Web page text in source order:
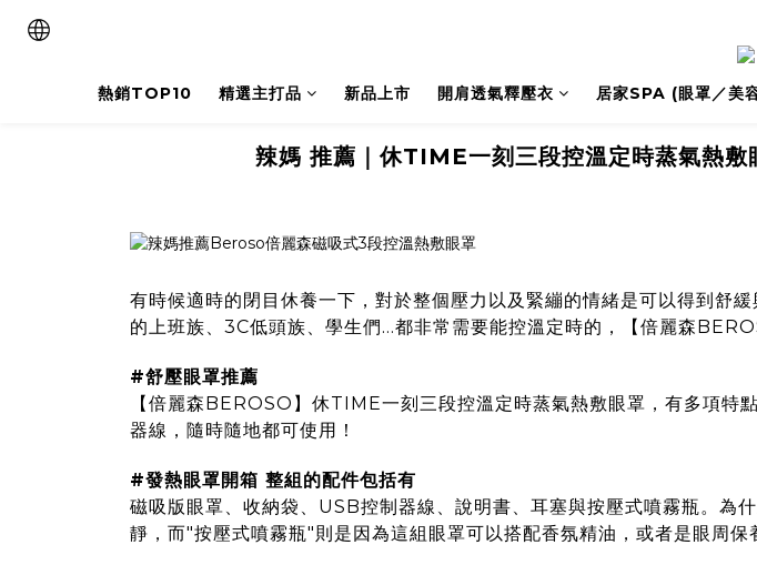
熱銷TOP10 精選主打品 新品上市 開肩透氣釋壓衣 居家SPA (眼罩／美
辣媽 推薦｜休TIME一刻三段控溫定時蒸氣熱敷
有時候適時的閉目休養一下，對於整個壓力以及緊繃的情緒是可以得到舒
的上班族、3C低頭族、學生們...都非常需要能控溫定時的，
【倍麗森
#舒壓眼罩推薦
【倍麗森BEROSO】休TIME一刻三段控溫定時蒸氣熱敷眼罩 ，有多項特
器線，隨時隨地都可使用！
#發熱眼罩開箱 整組的配件包括有
磁吸版眼罩、收納袋、USB控制器線、說明書、耳塞與按壓式噴霧瓶。為
靜，而"按壓式噴霧瓶"則是因為這組眼罩可以搭配香氛精油，或者是眼周